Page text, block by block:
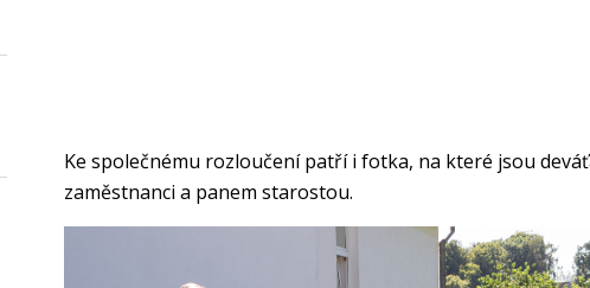
Ke společnému rozloučení patří i fotka, na které jsou
zaměstnanci a panem starostou.